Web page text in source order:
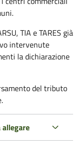
TIA e TARES già
intervenute
la dichiarazione
del tributo